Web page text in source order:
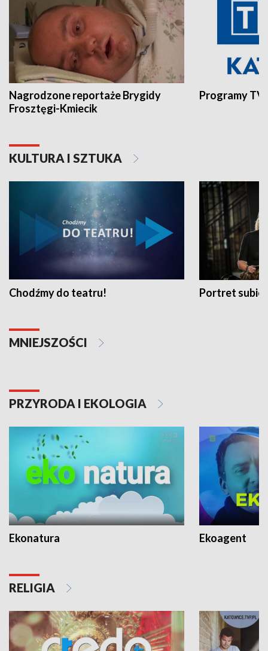
Nagrodzone reportaże Brygidy
Frosztęgi-Kmiecik
Programy
KULTURA I SZTUKA
Chodźmy do teatru! Portret
MNIEJSZOŚCI
PRZYRODA I EKOLOGIA
Ekonatura Ekoagent
RELIGIA